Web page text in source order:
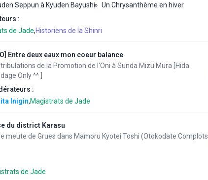
Seppun à Kyuden Bayushi
Un Chrysanthème en hiver
:
de Jade,Historiens de la Shinri
Entre deux eaux mon coeur balance
tribulations de la Promotion de l'Oni à Sunda Mizu Mura [Hida
Only ^^ ]
:
Inigin,Magistrats de Jade
du district Karasu
meute de Grues dans Mamoru Kyotei Toshi (Otokodate Complots
de Jade